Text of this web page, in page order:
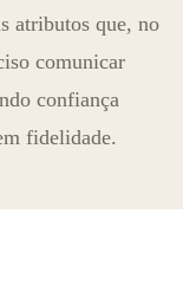
atributos que, no
comunicar
confiança
fidelidade.